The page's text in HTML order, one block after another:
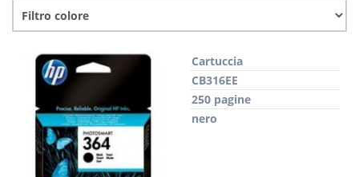
Cartuccia
CB316EE
250 pagine
nero